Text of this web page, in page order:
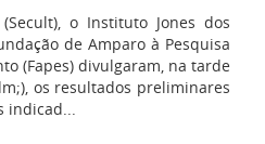
o Instituto Jones dos
de Amparo à Pesquisa
(Fapes) divulgaram, na tarde
os resultados preliminares
indicad...